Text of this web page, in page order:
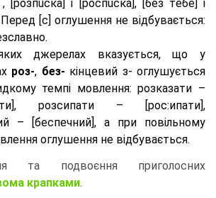
[розпuска] і [роспuска], [без тeбе] і
[с] оглушення не відбувається:
джерелах вказується, що у
роз-, без- кінцевий з- оглушується
темпі мовлення: розказати –
розсипати – [роc:ипати],
– [беспечний], а при повільному
оглушення не відбувається.
та подвоєння приголосних
крапками.